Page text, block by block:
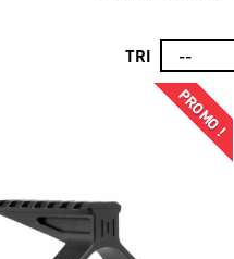
TRI
PROMO !